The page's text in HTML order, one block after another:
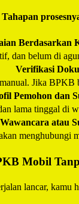
Tahapan
Berdasarkan
dan belum di
Verifikasi
Jika BPKB
Pemohon dan
lama tinggal di
Wawancara atau
menghubungi
Mobil
lancar, kamu